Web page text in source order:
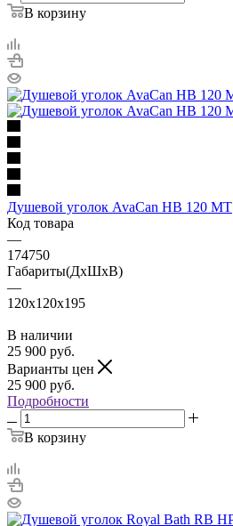
В корзину
Душевой уголок AvaCan HB 120 MT
Код товара
—
174750
Габариты(ДхШхВ)
—
120x120x195
В наличии
25 900 руб.
Варианты цен
25 900 руб.
Подробности
В корзину